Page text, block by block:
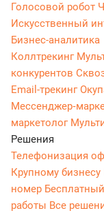
Голосовой робот
Искусственный
Бизнес-аналитика
Коллтрекинг
конкурентов
Email-трекинг
маркетолог
Решения
Телефонизация
Крупному бизнесу
номер
работы Все